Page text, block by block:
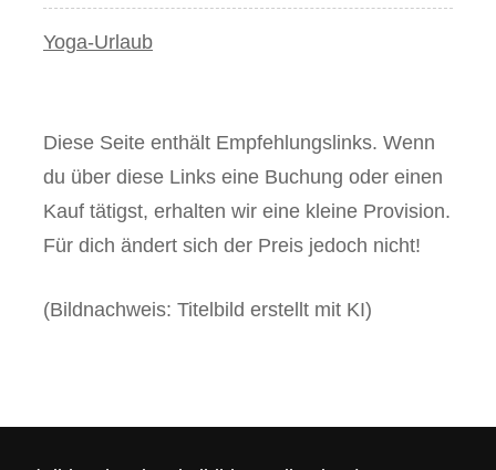
Yoga-Urlaub
Diese Seite enthält Empfehlungslinks. Wenn
du über diese Links eine Buchung oder einen
Kauf tätigst, erhalten wir eine kleine Provision.
Für dich ändert sich der Preis jedoch nicht!
(Bildnachweis: Titelbild erstellt mit KI)